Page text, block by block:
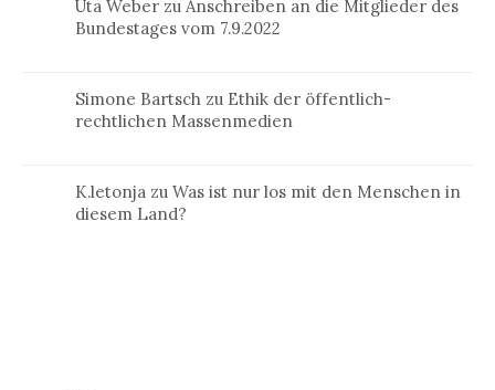
Uta Weber zuAnschreiben an die Mitglieder des
Bundestages vom 7.9.2022
Simone Bartsch zu Ethik der öffentlich-
rechtlichen Massenmedien
K.letonja zuWas ist nur los mit den Menschen in
diesem Land?